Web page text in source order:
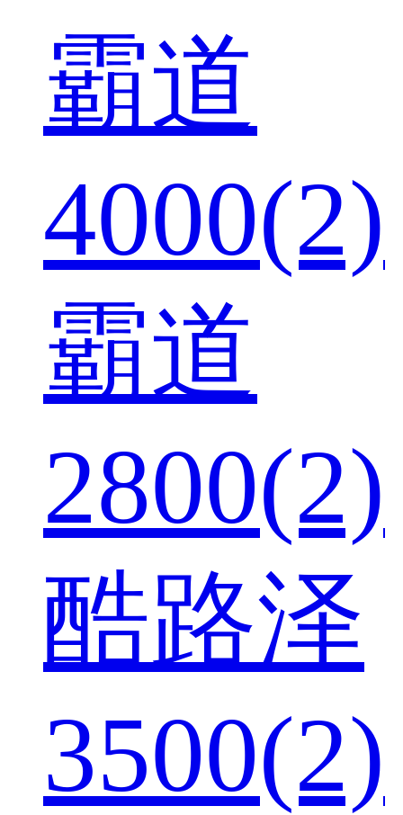
霸道
4000(2)
霸道
2800(2)
酷路泽
3500(2)